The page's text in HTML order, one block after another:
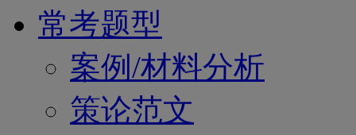
常考题型
案例/材料分析
策论范文